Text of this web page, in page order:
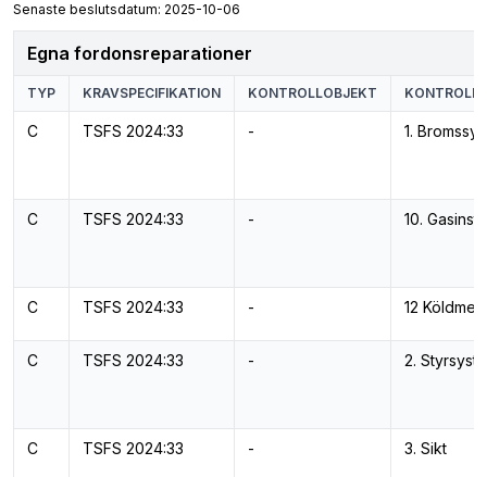
Senaste beslutsdatum: 2025-10-06
Egna fordonsreparationer
TYP KRAVSPECIFIKATION KONTROLLOBJEKT
C TSFS 2024:33 - 1.
C TSFS 2024:33 - 10.
C TSFS 2024:33 - 12
C TSFS 2024:33 - 2.
C TSFS 2024:33 - 3. Sikt